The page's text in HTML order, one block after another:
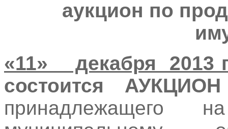
аукцион по
«11» декабря 2013
состоится АУКЦИОН
принадлежащего